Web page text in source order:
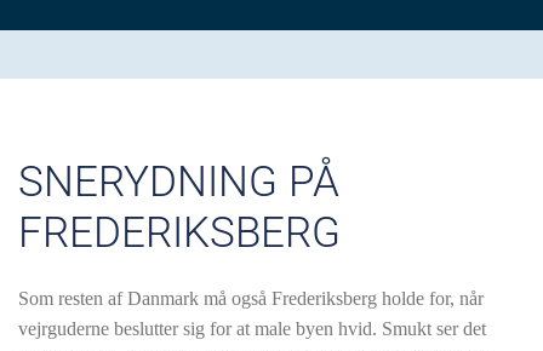
SNERYDNING PÅ
FREDERIKSBERG
Som resten af Danmark må også Frederiksberg holde for, når
vejrguderne beslutter sig for at male byen hvid. Smukt ser det